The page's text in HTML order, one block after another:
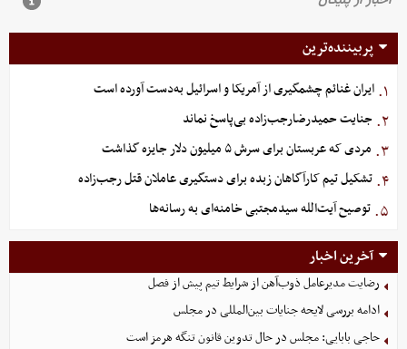
پربیننده‌ترین
۱. ایران غنائم چشمگیری از آمریکا و اسرائیل به‌دست آورده است
۲. جنایت حمیدرضارجب‌زاده بی‌پاسخ نماند
۳. مردی که عربستان برای سرش ۵ میلیون دلار جایزه گذاشت
۴. تشکیل تیم کارآگاهان زبده برای دستگیری عاملان قتل رجب‌زاده
۵. توصیح آیت‌الله سیدمجتبی خامنه‌ای به رسانه‌ها
آخرین اخبار
رضایت مدیرعامل ذوب‌آهن از شرایط تیم پیش از فصل
ادامه بررسی لایحه جنایات بین‌المللی در مجلس
حاجی بابایی: مجلس در حال تدوین قانون تنگه هرمز است